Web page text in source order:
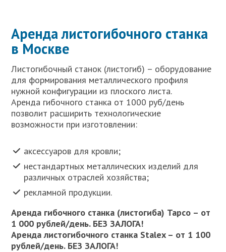
Аренда листогибочного станка
в Москве
Листогибочный станок (листогиб) – оборудование
для формирования металлического профиля
нужной конфигурации из плоского листа.
Аренда гибочного станка от 1000 руб/день
позволит расширить технологические
возможности при изготовлении:
аксессуаров для кровли;
нестандартных металлических изделий для
различных отраслей хозяйства;
рекламной продукции.
Аренда гибочного станка (листогиба) Тарсо – от
1 000 рублей/день. БЕЗ ЗАЛОГА!
Аренда листогибочного станка Stalex – от 1 100
рублей/день. БЕЗ ЗАЛОГА!